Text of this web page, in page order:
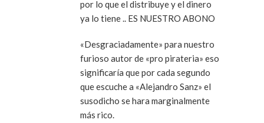
por lo que el distribuye y el dinero
ya lo tiene .. ES NUESTRO ABONO
«Desgraciadamente» para nuestro
furioso autor de «pro pirateria» eso
significaría que por cada segundo
que escuche a «Alejandro Sanz» el
susodicho se hara marginalmente
más rico.